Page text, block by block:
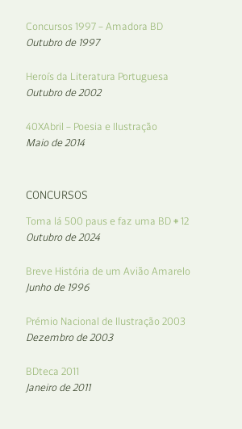
Concursos 1997 – Amadora BD
Outubro de 1997
Heroís da Literatura Portuguesa
Outubro de 2002
40XAbril – Poesia e Ilustração
Maio de 2014
CONCURSOS
Toma lá 500 paus e faz uma BD # 12
Outubro de 2024
Breve História de um Avião Amarelo
Junho de 1996
Prémio Nacional de Ilustração 2003
Dezembro de 2003
BDteca 2011
Janeiro de 2011